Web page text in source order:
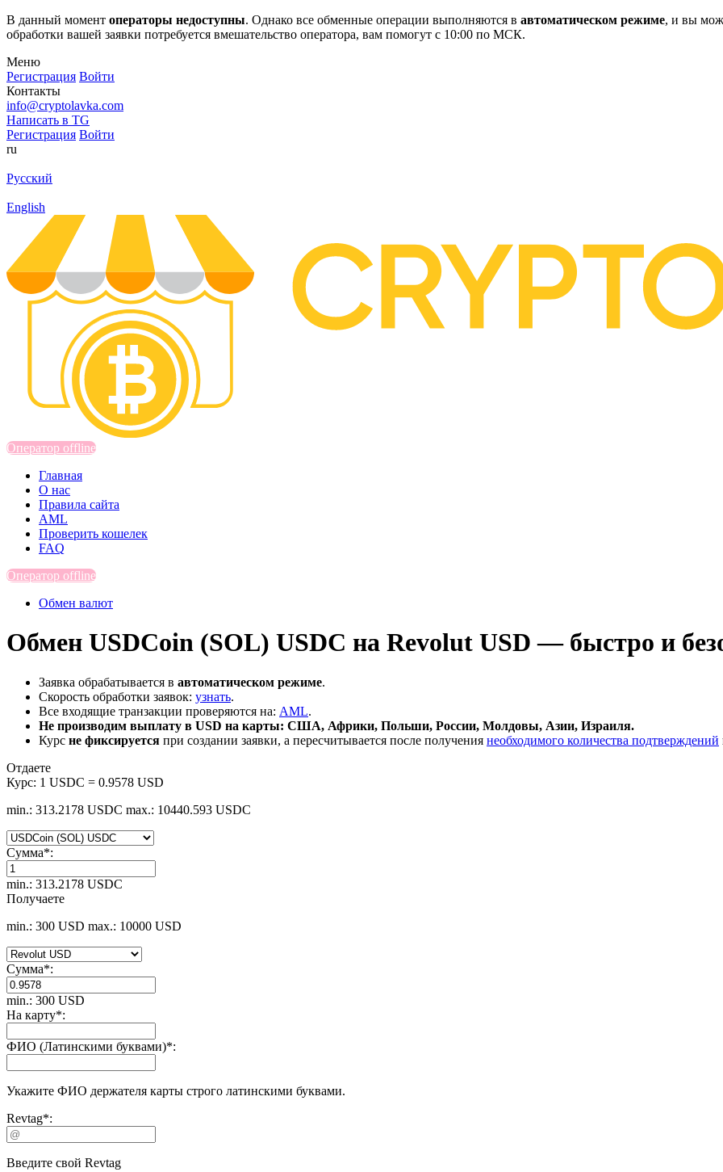
В данный момент операторы недоступны. Однако все обменные операции выполняются в автоматическом режиме, и вы
обработки вашей заявки потребуется вмешательство оператора, вам помогут с 10:00 по МСК.
Меню
Регистрация Войти
Контакты
info@cryptolavka.com
Написать в TG
Регистрация Войти
ru
Русский
English
Оператор offline
Главная
О нас
Правила сайта
AML
Проверить кошелек
FAQ
Оператор offline
Обмен валют
Обмен USDCoin (SOL) USDC на Revolut USD — быстро и
Заявка обрабатывается в автоматическом режиме.
Скорость обработки заявок: узнать.
Все входящие транзакции проверяются на: AML.
Не производим выплату в USD на карты: США, Африки, Польши, России, Молдовы, Азии, Израиля.
Курс не фиксируется при создании заявки, а пересчитывается после получения необходимого количества подтверждений
Отдаете
Курс: 1 USDC = 0.9578 USD
min.: 313.2178 USDC max.: 10440.593 USDC
Сумма*:
min.: 313.2178 USDC
Получаете
min.: 300 USD max.: 10000 USD
Сумма*:
min.: 300 USD
На карту*:
ФИО (Латинскими буквами)*:
Укажите ФИО держателя карты строго латинскими буквами.
Revtag*:
Введите свой Revtag